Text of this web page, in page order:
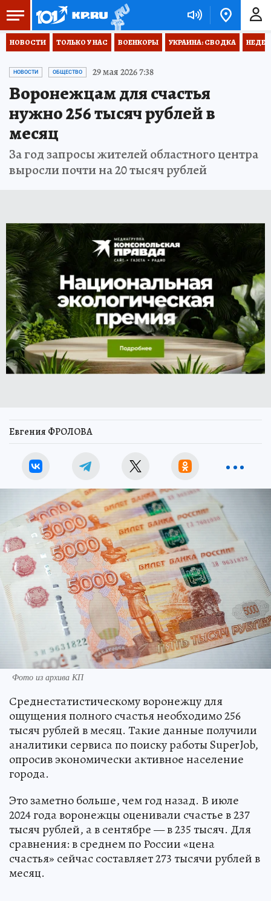
НОВОСТИ ТОЛЬКО У НАС ВОЕНКОРЫ УКРАИНА: СВОДКА
НОВОСТИ ОБЩЕСТВО 29 мая 2026 7:38
Воронежцам для счастья
нужно 256 тысяч рублей в
месяц
За год запросы жителей областного центра
выросли почти на 20 тысяч рублей
Евгения ФРОЛОВА
Фото из архива КП
Среднестатистическому воронежцу для
ощущения полного счастья необходимо 256
тысяч рублей в месяц. Такие данные получили
аналитики сервиса по поиску работы SuperJob,
опросив экономически активное население
города.
Это заметно больше, чем год назад. В июле
2024 года воронежцы оценивали счастье в 237
тысяч рублей, а в сентябре — в 235 тысяч. Для
сравнения: в среднем по России «цена
счастья» сейчас составляет 273 тысячи рублей в
месяц.